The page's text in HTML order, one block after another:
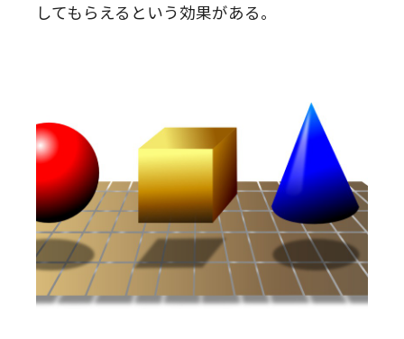
してもらえるという効果がある。